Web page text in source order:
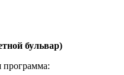
бульвар)
программа: